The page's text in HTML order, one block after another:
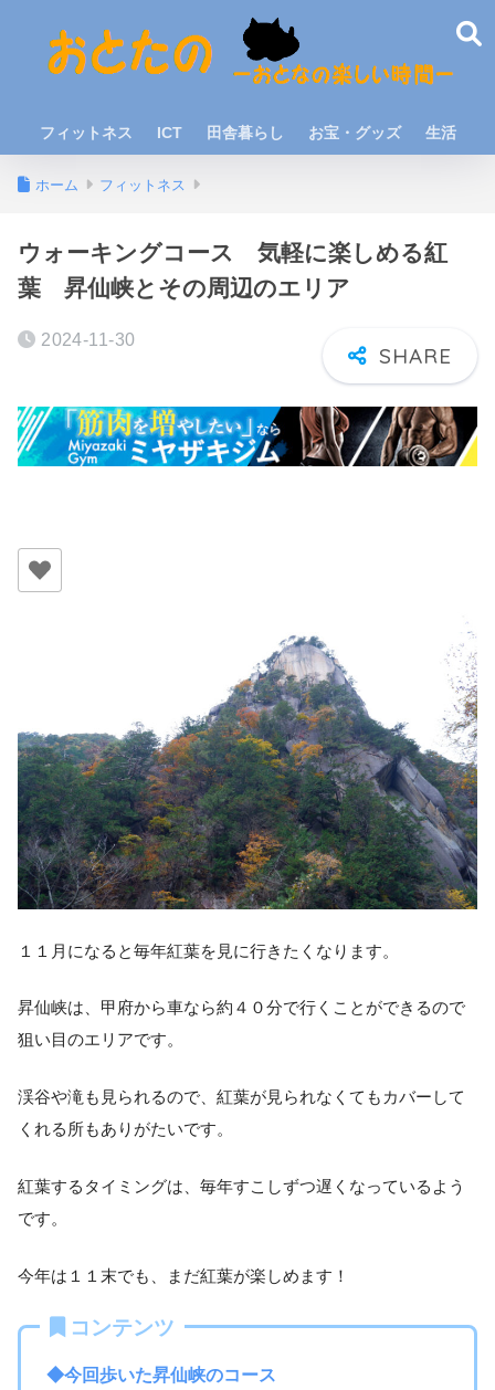
フィットネス ICT 田舎暮らし お宝・グッズ 生活
ホーム フィットネス
ウォーキングコース 気軽に楽しめる紅
葉 昇仙峡とその周辺のエリア
2024-11-30
１１月になると毎年紅葉を見に行きたくなります。
昇仙峡は、 甲府から車なら約４０分で行くことができるので
狙い目のエリアです。
渓谷や滝も見られるので、紅葉が見られなくてもカバーして
くれる所もありがたいです。
紅葉するタイミングは、毎年すこしずつ遅くなっているよう
です。
今年は１１末でも、まだ紅葉が楽しめます！
コンテンツ
◆今回歩いた昇仙峡のコース